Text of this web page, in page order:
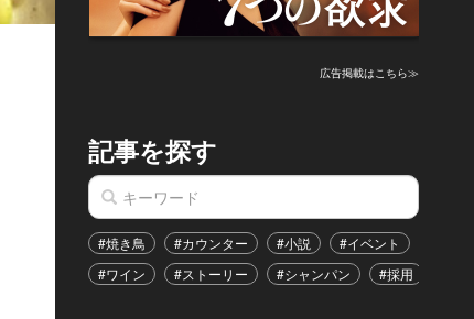
広告掲載はこちら≫
記事を探す
#焼き鳥 #カウンター #小説 #イベント
#ワイン
#ストーリー #シャンパン #採用